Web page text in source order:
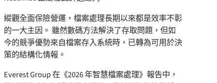
縱觀全面保險營運，檔案處理長期以來都是效率不彰
的一大主因。 雖然數碼方法解決了存取問題，但如
今的競爭優勢來自檔案存入系統時，已轉為可用於決
策的結構化情報。
Everest Group 在《2026 年智慧檔案處理》報告中，